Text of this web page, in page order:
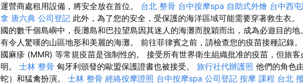
運營商處租用設備，將安全放在首位。 台北 整骨 台中按摩spa 自助式外燴 台中西
拿 唐六典 公司登記 此外，為了您的安全，受保護的海洋區域可能需要穿著救生衣。
國的數千個島嶼中，長灘島和巴拉望島因其迷人的海灘而脫穎而出，成為必遊目的
有令人驚嘆的山區地形和美麗的海灘。 前往菲律賓之前，請檢查您的疫苗接種記錄
國麻疹 (MMR) 等常規疫苗是強制性的。 接受所有世界衛生組織批准的疫苗，但旅
明。 士林 整骨 匈牙利頒發的歐盟保護證書也被接受。 旅行社代辦護照 他們的角色
蛇）和猛禽扮演。 士林 整骨 經絡按摩證照 台中按摩spa 公司登記 按摩 課程 台北